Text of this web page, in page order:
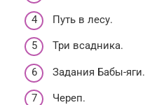
Путь в лесу.
Три всадника.
Задания Бабы-яги.
Череп.